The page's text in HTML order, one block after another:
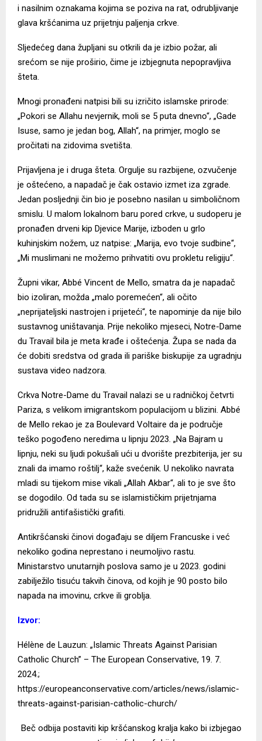
i nasilnim oznakama kojima se poziva na rat, odrubljivanje
glava kršćanima uz prijetnju paljenja crkve.
Sljedećeg dana župljani su otkrili da je izbio požar, ali
srećom se nije proširio, čime je izbjegnuta nepopravljiva
šteta.
Mnogi pronađeni natpisi bili su izričito islamske prirode:
„Pokori se Allahu nevjernik, moli se 5 puta dnevno“, „Gade
Isuse, samo je jedan bog, Allah“, na primjer, moglo se
pročitati na zidovima svetišta.
Prijavljena je i druga šteta. Orgulje su razbijene, ozvučenje
je oštećeno, a napadač je čak ostavio izmet iza zgrade.
Jedan posljednji čin bio je posebno nasilan u simboličnom
smislu. U malom lokalnom baru pored crkve, u sudoperu je
pronađen drveni kip Djevice Marije, izboden u grlo
kuhinjskim nožem, uz natpise: „Marija, evo tvoje sudbine“,
„Mi muslimani ne možemo prihvatiti ovu prokletu religiju“.
Župni vikar, Abbé Vincent de Mello, smatra da je napadač
bio izoliran, možda „malo poremećen“, ali očito
„neprijateljski nastrojen i prijeteći“, te napominje da nije bilo
sustavnog uništavanja. Prije nekoliko mjeseci, Notre-Dame
du Travail bila je meta krađe i oštećenja. Župa se nada da
će dobiti sredstva od grada ili pariške biskupije za ugradnju
sustava video nadzora.
Crkva Notre-Dame du Travail nalazi se u radničkoj četvrti
Pariza, s velikom imigrantskom populacijom u blizini. Abbé
de Mello rekao je za Boulevard Voltaire da je područje
teško pogođeno neredima u lipnju 2023. „Na Bajram u
lipnju, neki su ljudi pokušali ući u dvorište prezbiterija, jer su
znali da imamo roštilj“, kaže svećenik. U nekoliko navrata
mladi su tijekom mise vikali „Allah Akbar“, ali to je sve što
se dogodilo. Od tada su se islamističkim prijetnjama
pridružili antifašistički grafiti.
Antikršćanski činovi događaju se diljem Francuske i već
nekoliko godina neprestano i neumoljivo rastu.
Ministarstvo unutarnjih poslova samo je u 2023. godini
zabilježilo tisuću takvih činova, od kojih je 90 posto bilo
napada na imovinu, crkve ili groblja.
Izvor:
Hélène de Lauzun: „Islamic Threats Against Parisian
Catholic Church” – The European Conservative, 19. 7.
2024.;
https://europeanconservative.com/articles/news/islamic-
threats-against-parisian-catholic-church/
Beč odbija postaviti kip kršćanskog kralja kako bi izbjegao